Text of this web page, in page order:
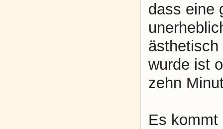
dass eine
ästhetisch
wurde ist
zehn
Es